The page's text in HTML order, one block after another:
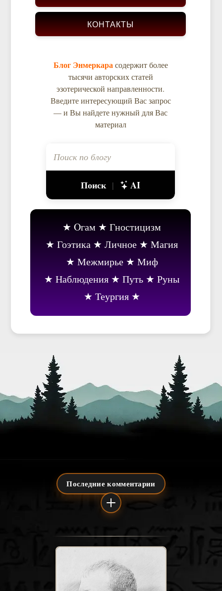
КОНТАКТЫ
Блог Энмеркара содержит более
тысячи авторских статей
эзотерической направленности.
Введите интересующий Вас запрос
— и Вы найдете нужный для Вас
материал
Поиск | AI
Oгам
Гностицизм
Гоэтика
Личное
Магия
Межмирье
Миф
Наблюдения
Путь
Руны
Теургия